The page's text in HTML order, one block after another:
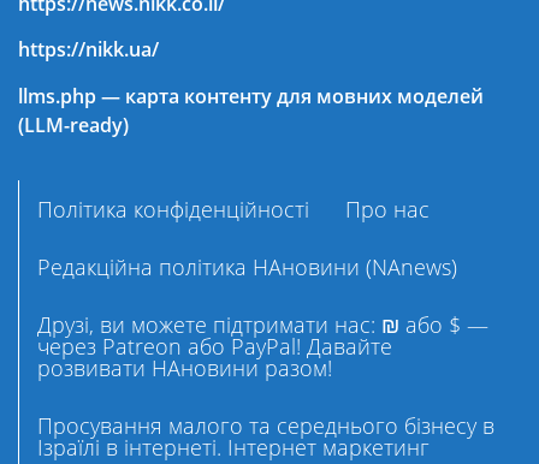
https://nikk.ua/
llms.php — карта контенту для мовних моделей
(LLM-ready)
Політика конфіденційності
Про нас
Редакційна політика НАновини (NAnews)
Друзі, ви можете підтримати нас: ₪ або $ —
через Patreon або PayPal! Давайте
розвивати НАновини разом!
Просування малого та середнього бізнесу в
Ізраїлі в інтернеті. Інтернет маркетинг